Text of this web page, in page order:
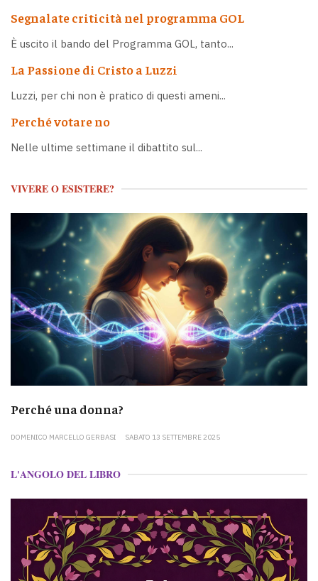
Segnalate criticità nel programma GOL
È uscito il bando del Programma GOL, tanto...
La Passione di Cristo a Luzzi
Luzzi, per chi non è pratico di questi ameni...
Perché votare no
Nelle ultime settimane il dibattito sul...
VIVERE O ESISTERE?
Perché una donna?
DOMENICO MARCELLO GERBASI SABATO 13 SETTEMBRE 2025
L'ANGOLO DEL LIBRO